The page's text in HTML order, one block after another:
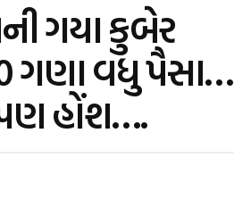
ગયા કુબેર
ગણા વધુ પૈસા…
હોંશ….